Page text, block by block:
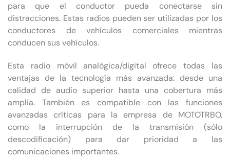
para que el conductor pueda conectarse sin
distracciones. Estas radios pueden ser utilizadas por los
conductores de vehículos comerciales mientras
conducen sus vehículos.
Esta radio móvil analógica/digital ofrece todas las
ventajas de la tecnología más avanzada: desde una
calidad de audio superior hasta una cobertura más
amplia. También es compatible con las funciones
avanzadas críticas para la empresa de MOTOTRBO,
como la interrupción de la transmisión (sólo
descodificación) para dar prioridad a las
comunicaciones importantes.